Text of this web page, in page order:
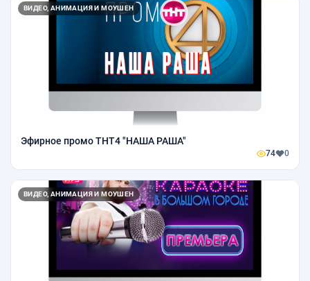
ВИДЕО, АНИМАЦИЯ И МОУШЕН
Эфирное промо ТНТ4 "НАША РАША"
74 0
ВИДЕО, АНИМАЦИЯ И МОУШЕН